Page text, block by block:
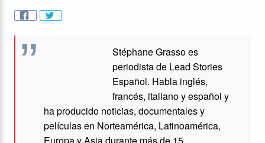
Stéphane Grasso es
periodista de Lead Stories
Español. Habla inglés,
francés, italiano y español y
ha producido noticias, documentales y
películas en Norteamérica, Latinoamérica,